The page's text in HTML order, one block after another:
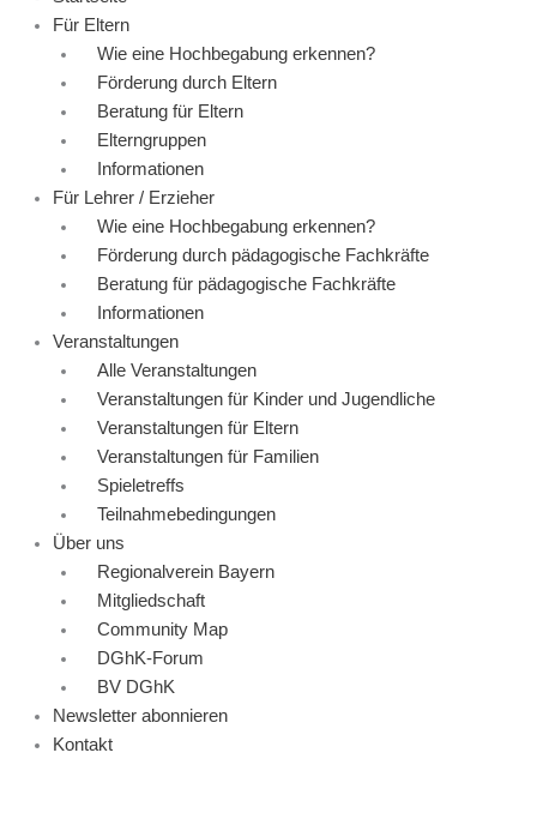
Für Eltern
Wie eine Hochbegabung erkennen?
Förderung durch Eltern
Beratung für Eltern
Elterngruppen
Informationen
Für Lehrer / Erzieher
Wie eine Hochbegabung erkennen?
Förderung durch pädagogische Fachkräfte
Beratung für pädagogische Fachkräfte
Informationen
Veranstaltungen
Alle Veranstaltungen
Veranstaltungen für Kinder und Jugendliche
Veranstaltungen für Eltern
Veranstaltungen für Familien
Spieletreffs
Teilnahmebedingungen
Über uns
Regionalverein Bayern
Mitgliedschaft
Community Map
DGhK-Forum
BV DGhK
Newsletter abonnieren
Kontakt